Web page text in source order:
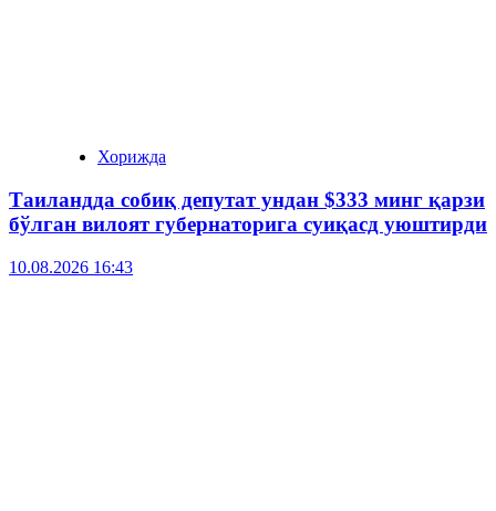
Хорижда
Таиландда собиқ депутат ундан $333 минг қарзи
бўлган вилоят губернаторига суиқасд уюштирди
10.08.2026 16:43